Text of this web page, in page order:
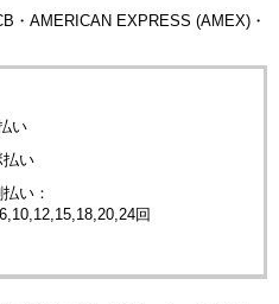
・AMERICAN EXPRESS (AMEX)・
い
払い
い：
回